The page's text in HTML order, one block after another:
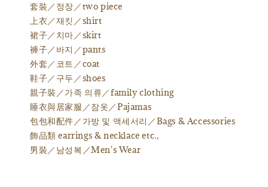
套裝／정장／two piece
上衣／재킷／shirt
裙子／치마／skirt
褲子／바지／pants
外套／코트／coat
鞋子／구두／shoes
親子裝／가족 의류／family clothing
睡衣與居家服／잠옷／Pajamas
包包和配件／가방 및 액세서리／Bags & Accessories
飾品類 earrings & necklace etc.,
男裝／남성복／Men's Wear